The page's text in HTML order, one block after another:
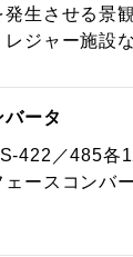
発生させる景
ジャー施設
ータ
422／485各
ェースコンバ